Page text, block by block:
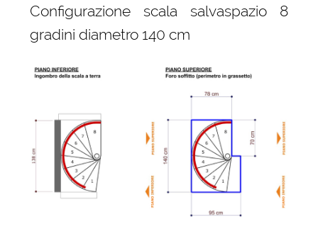
Configurazione scala salvaspazio 8
gradini diametro 140 cm